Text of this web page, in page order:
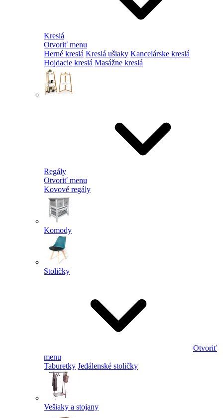
Kreslá
Otvoriť menu
Herné kreslá Kreslá ušiaky Kancelárske kreslá
Hojdacie kreslá Masážne kreslá
Regály
Otvoriť menu
Kovové regály
Komody
Stoličky
Otvoriť
menu
Taburetky Jedálenské stoličky
Vešiaky a stojany